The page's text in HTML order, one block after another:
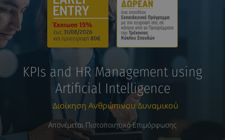
KPIs and HR Management using
Artificial Intelligence
Διοίκηση Ανθρώπινου Δυναμικού
Απονέμεται Πιστοποιητικό Επιμόρφωσης